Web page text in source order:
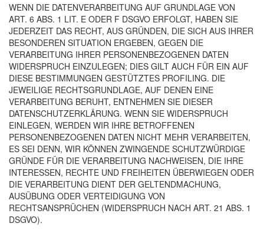
WENN DIE DATENVERARBEITUNG AUF GRUNDLAGE VON
ART. 6 ABS. 1 LIT. E ODER F DSGVO ERFOLGT, HABEN SIE
JEDERZEIT DAS RECHT, AUS GRÜNDEN, DIE SICH AUS IHRER
BESONDEREN SITUATION ERGEBEN, GEGEN DIE
VERARBEITUNG IHRER PERSONENBEZOGENEN DATEN
WIDERSPRUCH EINZULEGEN; DIES GILT AUCH FÜR EIN AUF
DIESE BESTIMMUNGEN GESTÜTZTES PROFILING. DIE
JEWEILIGE RECHTSGRUNDLAGE, AUF DENEN EINE
VERARBEITUNG BERUHT, ENTNEHMEN SIE DIESER
DATENSCHUTZERKLÄRUNG. WENN SIE WIDERSPRUCH
EINLEGEN, WERDEN WIR IHRE BETROFFENEN
PERSONENBEZOGENEN DATEN NICHT MEHR VERARBEITEN,
ES SEI DENN, WIR KÖNNEN ZWINGENDE SCHUTZWÜRDIGE
GRÜNDE FÜR DIE VERARBEITUNG NACHWEISEN, DIE IHRE
INTERESSEN, RECHTE UND FREIHEITEN ÜBERWIEGEN ODER
DIE VERARBEITUNG DIENT DER GELTENDMACHUNG,
AUSÜBUNG ODER VERTEIDIGUNG VON
RECHTSANSPRÜCHEN (WIDERSPRUCH NACH ART. 21 ABS. 1
DSGVO).